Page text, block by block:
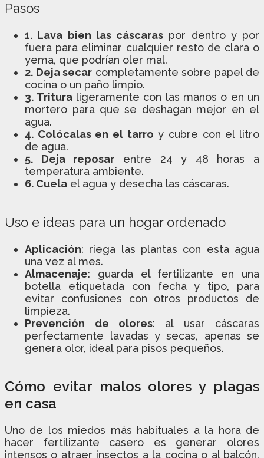
Pasos
1. Lava bien las cáscaras por dentro y por
fuera para eliminar cualquier resto de clara o
yema, que podrían oler mal.
2. Deja secar completamente sobre papel de
cocina o un paño limpio.
3. Trituraligeramente con las manos o en un
mortero para que se deshagan mejor en el
agua.
4. Colócalas en el tarro y cubre con el litro
de agua.
5. Deja reposar entre 24 y 48 horas a
temperatura ambiente.
6. Cuela el agua y desecha las cáscaras.
Uso e ideas para un hogar ordenado
Aplicación: riega las plantas con esta agua
una vez al mes.
Almacenaje: guarda el fertilizante en una
botella etiquetada con fecha y tipo, para
evitar confusiones con otros productos de
limpieza.
Prevención de olores: al usar cáscaras
perfectamente lavadas y secas, apenas se
genera olor, ideal para pisos pequeños.
Cómo evitar malos olores y plagas
en casa
Uno de los miedos más habituales a la hora de
hacer fertilizante casero es generar olores
intensos o atraer insectos a la cocina o al balcón.